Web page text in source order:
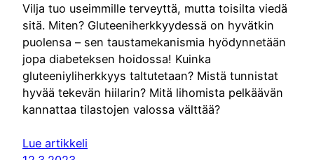
Vilja tuo useimmille terveyttä, mutta toisilta viedä
sitä. Miten? Gluteeniherkkyydessä on hyvätkin
puolensa – sen taustamekanismia hyödynnetään
jopa diabeteksen hoidossa! Kuinka
gluteeniyliherkkyys taltutetaan? Mistä tunnistat
hyvää tekevän hiilarin? Mitä lihomista pelkäävän
kannattaa tilastojen valossa välttää?
Lue artikkeli